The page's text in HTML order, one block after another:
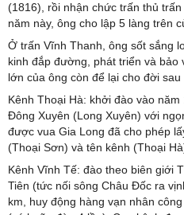
(1816), rồi nhận chức trấn thủ
năm này, ông cho lập 5 làng trên
Ở trấn Vĩnh Thanh, ông sốt sắng
kinh đắp đường, phát triển và bảo
lớn của ông còn để lại cho đời sau
Kênh Thoại Hà: khởi đào vào
Đông Xuyên (Long Xuyên) với
được vua Gia Long đã cho phép
(Thoại Sơn) và tên kênh (Thoại
Kênh Vĩnh Tế: đào theo biên giới
Tiên (tức nối sông Châu Đốc ra
km, huy động hàng vạn nhân